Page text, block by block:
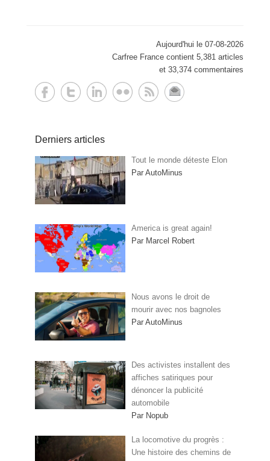
Aujourd'hui le 07-08-2026
Carfree France contient 5,381 articles
et 33,374 commentaires
Derniers articles
Tout le monde déteste Elon
Par AutoMinus
America is great again!
Par Marcel Robert
Nous avons le droit de
mourir avec nos bagnoles
Par AutoMinus
Des activistes installent des
affiches satiriques pour
dénoncer la publicité
automobile
Par Nopub
La locomotive du progrès :
Une histoire des chemins de